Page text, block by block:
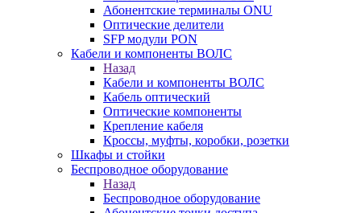
Абонентские терминалы ONU
Оптические делители
SFP модули PON
Кабели и компоненты ВОЛС
Назад
Кабели и компоненты ВОЛС
Кабель оптический
Оптические компоненты
Крепление кабеля
Кроссы, муфты, коробки, розетки
Шкафы и стойки
Беспроводное оборудование
Назад
Беспроводное оборудование